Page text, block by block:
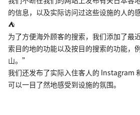
的信息，以及实际访问过这些设施的人的
⛺
为了方便海外顾客的搜索，我们添加了最
索目的地的功能以及按目的搜索的功能
山。”
我们还发布了实际入住客人的 Instagram
可以一目了然地感受到设施的氛围。